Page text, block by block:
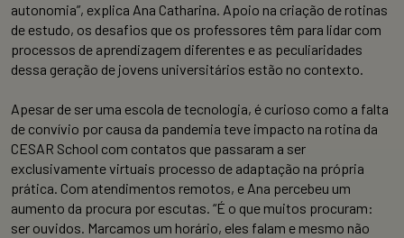
autonomia”, explica Ana Catharina. Apoio na criação de rotinas
de estudo, os desafios que os professores têm para lidar com
processos de aprendizagem diferentes e as peculiaridades
dessa geração de jovens universitários estão no contexto.
Apesar de ser uma escola de tecnologia, é curioso como a falta
de convívio por causa da pandemia teve impacto na rotina da
CESAR School com contatos que passaram a ser
exclusivamente virtuais processo de adaptação na própria
prática. Com atendimentos remotos, e Ana percebeu um
aumento da procura por escutas. “É o que muitos procuram:
ser ouvidos. Marcamos um horário, eles falam e mesmo não